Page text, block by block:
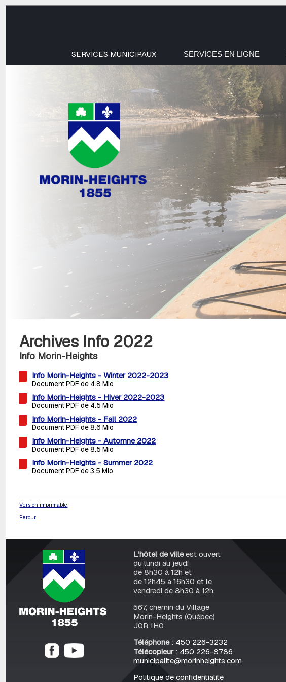
SERVICES MUNICIPAUX SERVICES EN LIGNE
Archives Info 2022
Info Morin-Heights
Info Morin-Heights - Winter 2022-2023
Document PDF de 4.8 Mio
Info Morin-Heights - Hiver 2022-2023
Document PDF de 4.5 Mio
Info Morin-Heights - Fall 2022
Document PDF de 8.6 Mio
Info Morin-Heights - Automne 2022
Document PDF de 8.5 Mio
Info Morin-Heights - Summer 2022
Document PDF de 3.5 Mio
Version imprimable
Retour
L’hôtel de villeest ouvert
du lundi au jeudi
de 8h30 à 12h et
de 12h45 à 16h30 et le
vendredi de 8h30 à 12h
567, chemin du Village
Morin-Heights (Québec)
J0R 1H0
Téléphone: 450 226-3232
Télécopieur: 450 226-8786
municipalite@morinheights.com
Politique de confidentialité